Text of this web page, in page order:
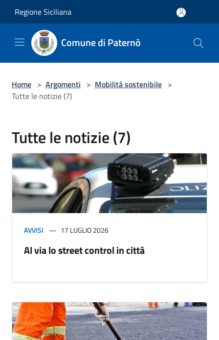
Regione Siciliana
Comune di Paternò
Home > Argomenti > Mobilità sostenibile >
Tutte le notizie (7)
Tutte le notizie (7)
AVVISI 17 LUGLIO 2026
Al via lo street control in città